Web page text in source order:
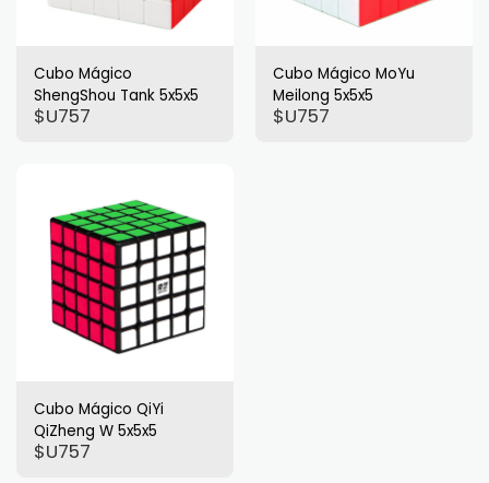
Cubo Mágico
ShengShou Tank 5x5x5
$U757
Cubo Mágico MoYu
Meilong 5x5x5
$U757
Cubo Mágico QiYi
QiZheng W 5x5x5
$U757